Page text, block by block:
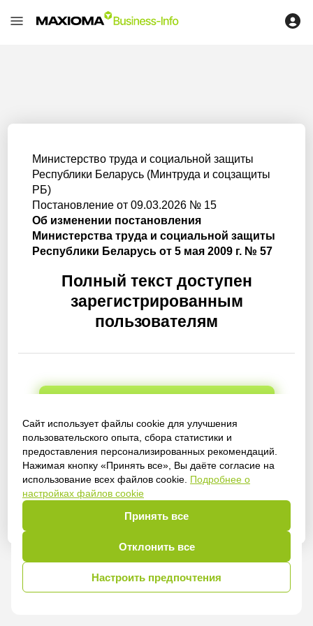
Сайт использует файлы cookie для улучшения
пользовательского опыта, сбора статистики и
предоставления персонализированных рекомендаций.
Нажимая кнопку «Принять все», Вы даёте согласие на
использование всех файлов cookie. Подробнее о
настройках файлов cookie
Принять все
Отклонить все
Настроить предпочтения
Министерство труда и социальной защиты
Республики Беларусь (Минтруда и соцзащиты
РБ)
Постановление от 09.03.2026 № 15
Об изменении постановления
Министерства труда и социальной защиты
Республики Беларусь от 5 мая 2009 г. № 57
Полный текст доступен
зарегистрированным
пользователям
Войти